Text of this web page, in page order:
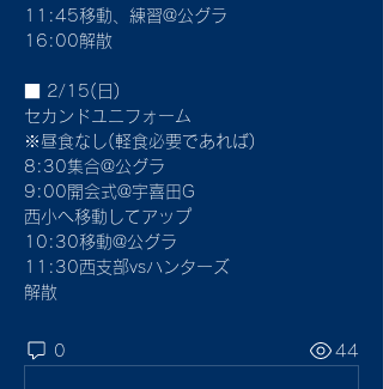
11:45移動、練習@公グラ
16:00解散
■ 2/15(日)
セカンドユニフォーム
※昼食なし(軽食必要であれば)
8:30集合@公グラ
9:00開会式@宇喜田G
西小へ移動してアップ
10:30移動@公グラ
11:30西支部vsハンターズ
解散
0 44